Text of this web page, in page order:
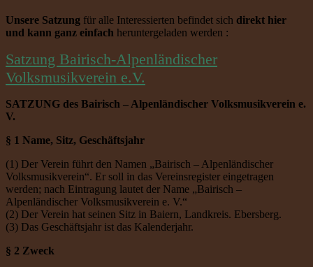
Unsere Satzung für alle Interessierten befindet sich direkt hier
und kann ganz einfach heruntergeladen werden :
Satzung Bairisch-Alpenländischer
Volksmusikverein e.V.
SATZUNG des Bairisch – Alpenländischer Volksmusikverein e.
V.
§ 1 Name, Sitz, Geschäftsjahr
(1) Der Verein führt den Namen „Bairisch – Alpenländischer
Volksmusikverein“. Er soll in das Vereinsregister eingetragen
werden; nach Eintragung lautet der Name „Bairisch –
Alpenländischer Volksmusikverein e. V.“
(2) Der Verein hat seinen Sitz in Baiern, Landkreis. Ebersberg.
(3) Das Geschäftsjahr ist das Kalenderjahr.
§ 2 Zweck